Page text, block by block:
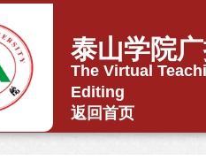
泰山学院
The Virtual
Editing
返回首页